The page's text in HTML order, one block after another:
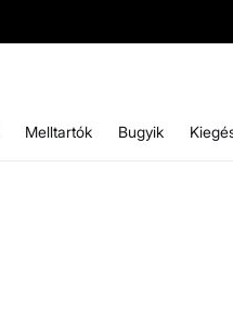
Melltartók Bugyik